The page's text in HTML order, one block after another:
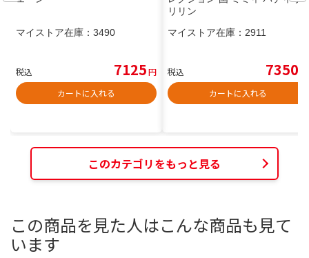
マイストア在庫： 3490
税込 7125円
カートに入れる
リリン
マイストア在庫： 2911
税込 7350
カートに入れる
このカテゴリをもっと見る
この商品を見た人はこんな商品も見て
います